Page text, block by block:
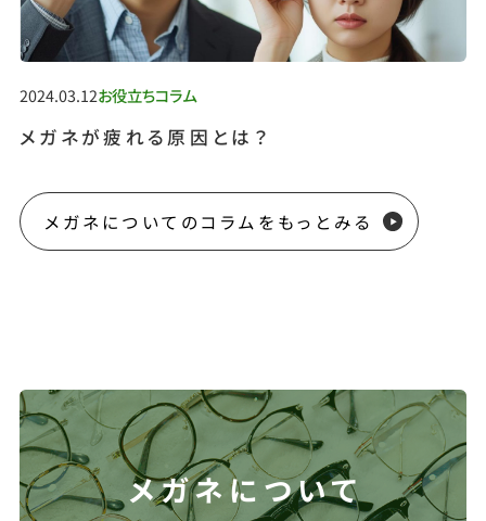
2024.03.12お役立ちコラム
メガネが疲れる原因とは？
メガネについてのコラムをもっとみる
メガネについて